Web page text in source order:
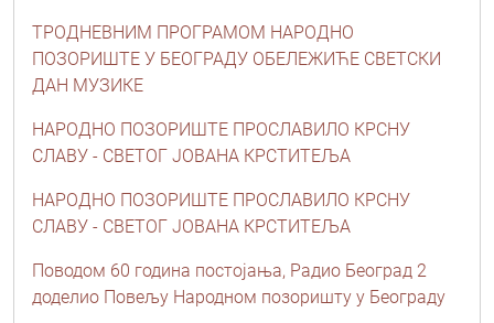
ТРОДНЕВНИМ ПРОГРАМОМ НАРОДНО
ПОЗОРИШТЕ У БЕОГРАДУ ОБЕЛЕЖИЋЕ СВЕТСКИ
ДАН МУЗИКЕ
НАРОДНО ПОЗОРИШТЕ ПРОСЛАВИЛО КРСНУ
СЛАВУ - СВЕТОГ ЈОВАНА КРСТИТЕЉА
НАРОДНО ПОЗОРИШТЕ ПРОСЛАВИЛО КРСНУ
СЛАВУ - СВЕТОГ ЈОВАНА КРСТИТЕЉА
Поводом 60 година постојања, Радио Београд 2
доделио Повељу Народном позоришту у Београду